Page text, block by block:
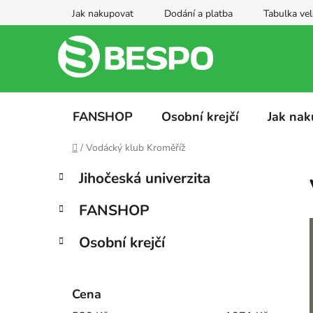
na
Jak nakupovat Dodání a platba Tabulka
FANSHOP Osobní krejčí Jak
Domů
/ Vodácký klub Kroměříž
P
s
r
Přeskočit
kategorie
K
a
e
o
Jihočeská univerzita
FANSHOP
Osobní krejčí
Cena